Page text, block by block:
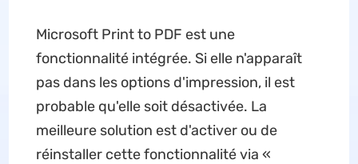
Microsoft Print to PDF est une
fonctionnalité intégrée. Si elle n'apparaît
pas dans les options d'impression, il est
probable qu'elle soit désactivée. La
meilleure solution est d'activer ou de
réinstaller cette fonctionnalité via «